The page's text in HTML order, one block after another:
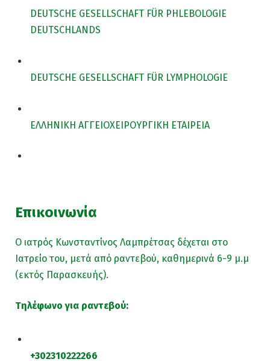
DEUTSCHE GESELLSCHAFT FÜR PHLEBOLOGIE
DEUTSCHLANDS
DEUTSCHE GESELLSCHAFT FÜR LYMPHOLOGIE
ΕΛΛΗΝΙΚΗ ΑΓΓΕΙΟΧΕΙΡΟΥΡΓΙΚΗ ΕΤΑΙΡΕΙΑ
Επικοινωνία
Ο ιατρός Κωνσταντίνος Λαμπρέτσας δέχεται στο
Ιατρείο του, μετά από ραντεβού, καθημερινά 6-9 μ.μ
(εκτός Παρασκευής).
Τηλέφωνο για ραντεβού:
+302310222266